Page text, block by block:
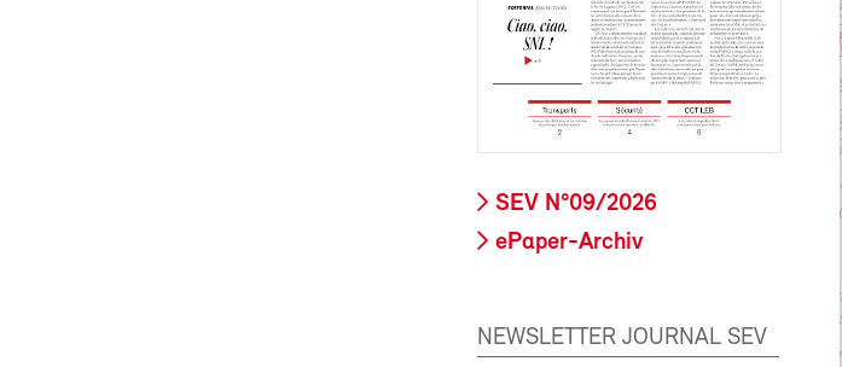
SEV N°09/2026
ePaper-Archiv
NEWSLETTER JOURNAL SEV